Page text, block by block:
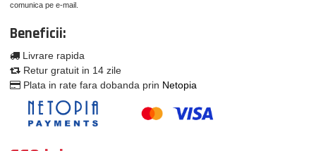
comunica pe e-mail.
Beneficii:
Livrare rapida
Retur gratuit in 14 zile
Plata in rate fara dobanda prin Netopia